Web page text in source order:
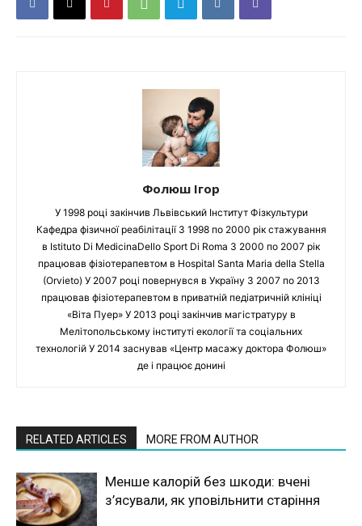
Фолюш Ігор
У 1998 році закінчив Львівський Інститут Фізкультури
Кафедра фізичної реабілітації З 1998 по 2000 рік стажування
в Istituto Di MedicinaDello Sport Di Roma З 2000 по 2007 рік
працював фізіотерапевтом в Hospital Santa Maria della Stella
(Orvieto) У 2007 році повернувся в Україну З 2007 по 2013
працював фізіотерапевтом в приватній педіатричній клініці
«Віта Пуер» У 2013 році закінчив магістратуру в
Мелітопольському інституті екології та соціальних
технологій У 2014 заснував «Центр масажу доктора Фолюш»
де і працює донині
RELATED ARTICLES MORE FROM AUTHOR
Менше калорій без шкоди: вчені
з’ясували, як уповільнити старіння